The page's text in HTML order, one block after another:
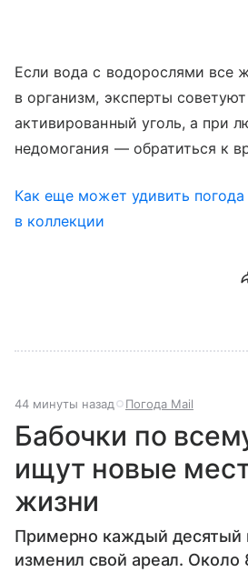
Если вода с водорослями все
в организм, эксперты
активированный уголь, а при
недомогания — обратиться к
Как еще может удивить
в коллекции
44 минуты назад Погода Mail
Бабочки по
ищут новые
жизни
Примерно каждый десятый
изменил свой ареал. Около